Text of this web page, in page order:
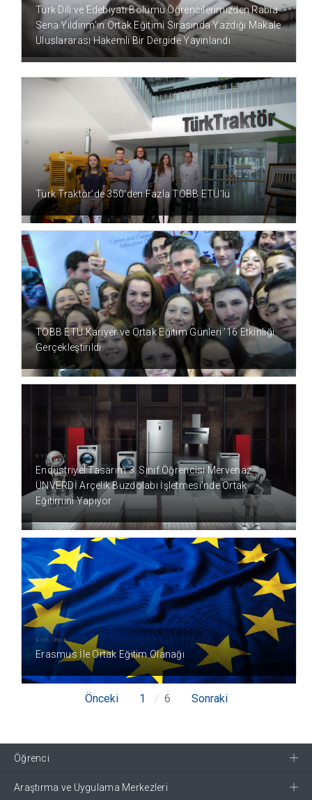
Türk Dili ve Edebiyatı Bölümü Öğrencilerimizden Rabia
Sena Yıldırım'ın Ortak Eğitimi Sırasında Yazdığı Makale
Uluslararası Hakemli Bir Dergide Yayınlandı
9 YIL ÖNCE
Türk Traktör’de 350’den Fazla TOBB ETÜ’lü
9 YIL ÖNCE
TOBB ETÜ Kariyer ve Ortak Eğitim Günleri ’16 Etkinliği
Gerçekleştirildi
9 YIL ÖNCE
Endüstriyel Tasarım 3. Sınıf Öğrencisi Mervenaz
ÜNVERDİ Arçelik Buzdolabı İşletmesi’nde Ortak
Eğitimini Yapıyor
9 YIL ÖNCE
Erasmus İle Ortak Eğitim Olanağı
Önceki 1 6 Sonraki
Öğrenci
Araştırma ve Uygulama Merkezleri